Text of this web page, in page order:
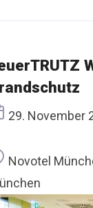
Termin
29. November
Ort
Novotel